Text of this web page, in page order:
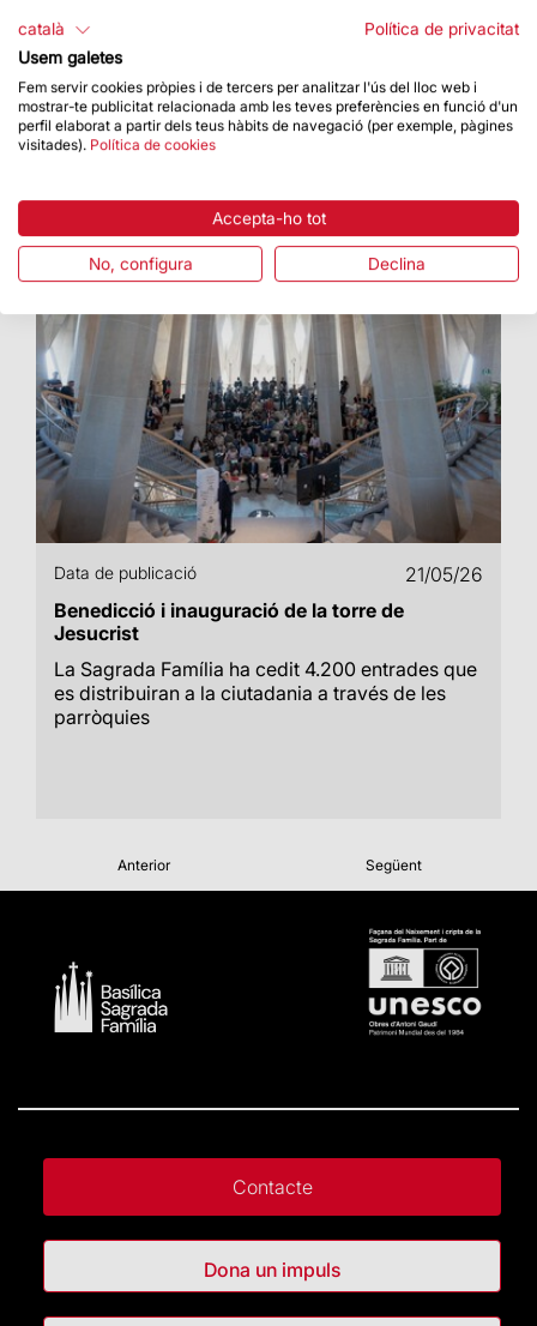
A la Sagrada Família ha tingut lloc diumenge, 31
de maig, una eucaristia d’ordenacions
sacerdotals presidida per l’Arquebisbe de
Barcelona, el Cardenal...
Data de publicació
21/05/26
Benedicció i inauguració de la torre de
Jesucrist
La Sagrada Família ha cedit 4.200 entrades que
es distribuiran a la ciutadania a través de les
parròquies
Anterior Següent
Contacte
Dona un impuls
català
Política de privacitat
Usem galetes
Fem servir cookies pròpies i de tercers per analitzar l'ús del lloc web i
mostrar-te publicitat relacionada amb les teves preferències en funció d'un
perfil elaborat a partir dels teus hàbits de navegació (per exemple, pàgines
visitades). Política de cookies
Accepta-ho tot
No, configura Declina